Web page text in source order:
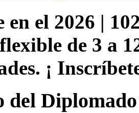
el 2026 |
de 3 a
¡
del